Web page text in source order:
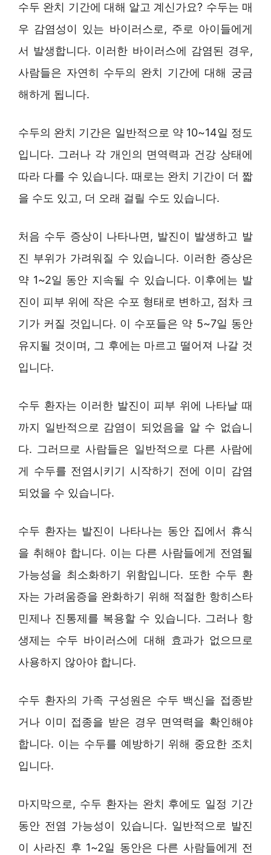
수두 완치 기간에 대해 알고 계신가요? 수두는 매
우 감염성이 있는 바이러스로, 주로 아이들에게
서 발생합니다. 이러한 바이러스에 감염된 경우,
사람들은 자연히 수두의 완치 기간에 대해 궁금
해하게 됩니다.
수두의 완치 기간은 일반적으로 약 10~14일 정도
입니다. 그러나 각 개인의 면역력과 건강 상태에
따라 다를 수 있습니다. 때로는 완치 기간이 더 짧
을 수도 있고, 더 오래 걸릴 수도 있습니다.
처음 수두 증상이 나타나면, 발진이 발생하고 발
진 부위가 가려워질 수 있습니다. 이러한 증상은
약 1~2일 동안 지속될 수 있습니다. 이후에는 발
진이 피부 위에 작은 수포 형태로 변하고, 점차 크
기가 커질 것입니다. 이 수포들은 약 5~7일 동안
유지될 것이며, 그 후에는 마르고 떨어져 나갈 것
입니다.
수두 환자는 이러한 발진이 피부 위에 나타날 때
까지 일반적으로 감염이 되었음을 알 수 없습니
다. 그러므로 사람들은 일반적으로 다른 사람에
게 수두를 전염시키기 시작하기 전에 이미 감염
되었을 수 있습니다.
수두 환자는 발진이 나타나는 동안 집에서 휴식
을 취해야 합니다. 이는 다른 사람들에게 전염될
가능성을 최소화하기 위함입니다. 또한 수두 환
자는 가려움증을 완화하기 위해 적절한 항히스타
민제나 진통제를 복용할 수 있습니다. 그러나 항
생제는 수두 바이러스에 대해 효과가 없으므로
사용하지 않아야 합니다.
수두 환자의 가족 구성원은 수두 백신을 접종받
거나 이미 접종을 받은 경우 면역력을 확인해야
합니다. 이는 수두를 예방하기 위해 중요한 조치
입니다.
마지막으로, 수두 환자는 완치 후에도 일정 기간
동안 전염 가능성이 있습니다. 일반적으로 발진
이 사라진 후 1~2일 동안은 다른 사람들에게 전